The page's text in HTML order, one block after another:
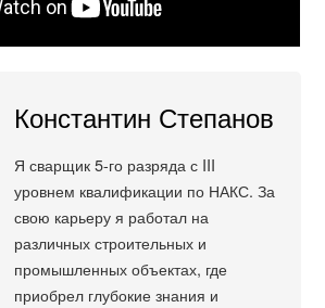
Константин Степанов
Я сварщик 5-го разряда с III
уровнем квалификации по НАКС. За
свою карьеру я работал на
различных строительных и
промышленных объектах, где
приобрел глубокие знания и